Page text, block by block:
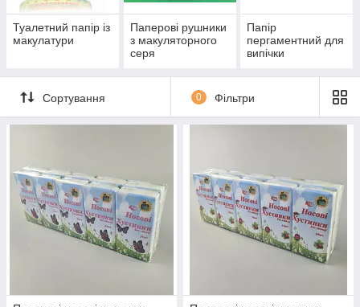
Туалетний папір із
макулатури
Паперові рушники
з макуляторного
серя
Папір
пергаментний для
випічки
Сортування 0 Фільтри